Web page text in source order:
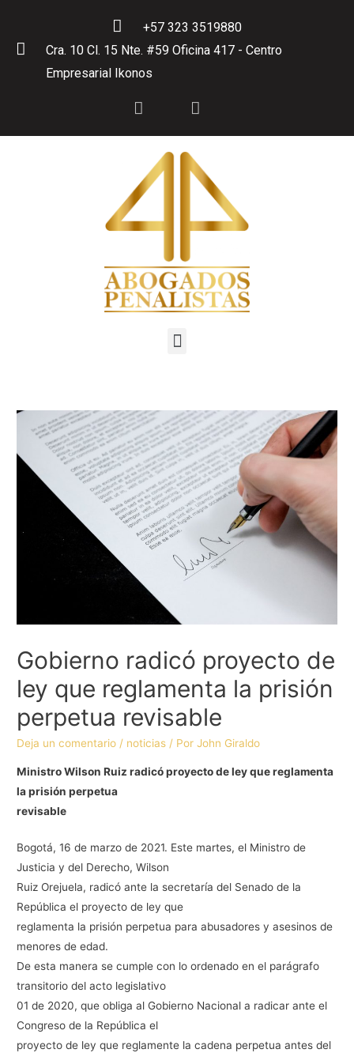
+57 323 3519880
Cra. 10 Cl. 15 Nte. #59 Oficina 417 - Centro
Empresarial Ikonos
Gobierno radicó proyecto de
ley que reglamenta la prisión
perpetua revisable
Deja un comentario / noticias / PorJohn Giraldo
Ministro Wilson Ruiz radicó proyecto de ley que reglamenta
la prisión perpetua
revisable
Bogotá, 16 de marzo de 2021. Este martes, el Ministro de
Justicia y del Derecho, Wilson
Ruiz Orejuela, radicó ante la secretaría del Senado de la
República el proyecto de ley que
reglamenta la prisión perpetua para abusadores y asesinos de
menores de edad.
De esta manera se cumple con lo ordenado en el parágrafo
transitorio del acto legislativo
01 de 2020, que obliga al Gobierno Nacional a radicar ante el
Congreso de la República el
proyecto de ley que reglamente la cadena perpetua antes del